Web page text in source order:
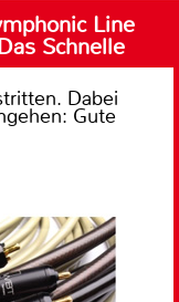
Line
Schnelle
Dabei
Gute